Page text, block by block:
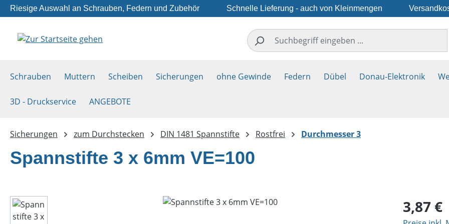
Hauptinhalt springen
Zur Suche springen
Zur Hauptnavigation springen
Riesige Auswahl an Schrauben, Federn und Zubehör Schnelle Lieferung - auch von Kleinmengen
Schrauben Muttern Scheiben Sicherungen ohne Gewinde Federn Dübel Donau-Elektronik
3D - Druckservice ANGEBOTE
Sicherungen zum Durchstecken DIN 1481 Spannstifte Rostfrei Durchmesser 3
Spannstifte 3 x 6mm VE=100
Bildergalerie überspringen Regulärer
3,87 €